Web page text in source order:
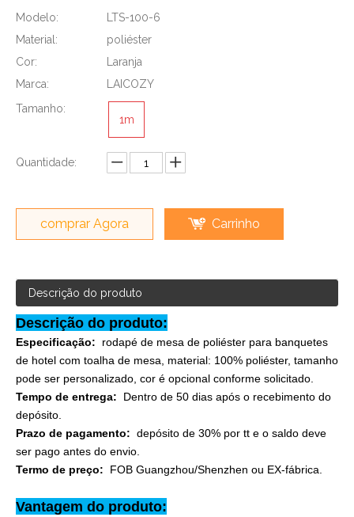
Modelo:
LTS-100-6
Material:
poliéster
Cor:
Laranja
Marca:
LAICOZY
Tamanho:
1m
Quantidade:
comprar Agora Carrinho
Descrição do produto
Descrição do produto:
Especificação:
rodapé de mesa de poliéster para banquetes
de hotel com toalha de mesa, material: 100% poliéster, tamanho
pode ser personalizado, cor é opcional conforme solicitado.
Tempo de entrega: Dentro de 50 dias após o recebimento do
depósito.
Prazo de pagamento: depósito de 30% por tt e o saldo deve
ser pago antes do envio.
Termo de preço:
FOB Guangzhou/Shenzhen ou EX-fábrica.
Vantagem do produto: